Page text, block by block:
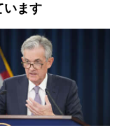
います